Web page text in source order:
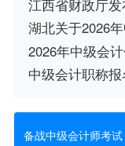
江西省财政厅
湖北关于2026
2026年中级会
中级会计职称
备战中级会计师考